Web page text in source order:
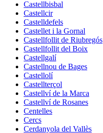
Castellbisbal
Castellcir
Castelldefels
Castellet i la Gornal
Castellfollit de Riubregós
Castellfollit del Boix
Castellgalí
Castellnou de Bages
Castellolí
Castellterçol
Castellví de la Marca
Castellví de Rosanes
Centelles
Cercs
Cerdanyola del Vallès